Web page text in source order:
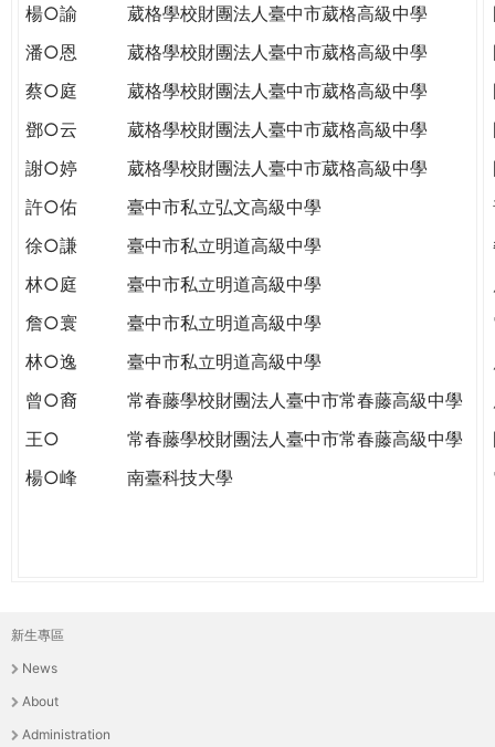
楊○諭
葳格學校財團法人臺中市葳格高級中學
潘○恩
葳格學校財團法人臺中市葳格高級中學
蔡○庭
葳格學校財團法人臺中市葳格高級中學
鄧○云
葳格學校財團法人臺中市葳格高級中學
謝○婷
葳格學校財團法人臺中市葳格高級中學
許○佑
臺中市私立弘文高級中學
徐○謙
臺中市私立明道高級中學
林○庭
臺中市私立明道高級中學
詹○寰
臺中市私立明道高級中學
林○逸
臺中市私立明道高級中學
曾○裔
常春藤學校財團法人臺中市常春藤高級中學
王○
常春藤學校財團法人臺中市常春藤高級中學
楊○峰
南臺科技大學
主
選
單
新生專區
News
About
Administration